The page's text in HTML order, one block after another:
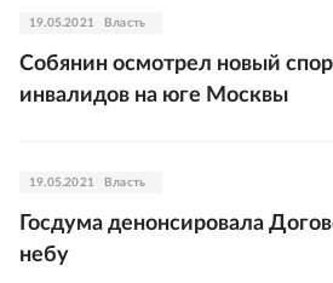
19.05.2021 Власть
Собянин осмотрел новый
инвалидов на юге Москвы
19.05.2021 Власть
Госдума денонсировала
небу